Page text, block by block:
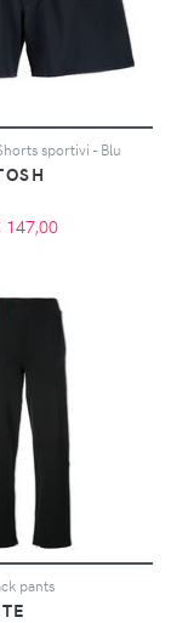
sportivi - Blu
147,00
pants